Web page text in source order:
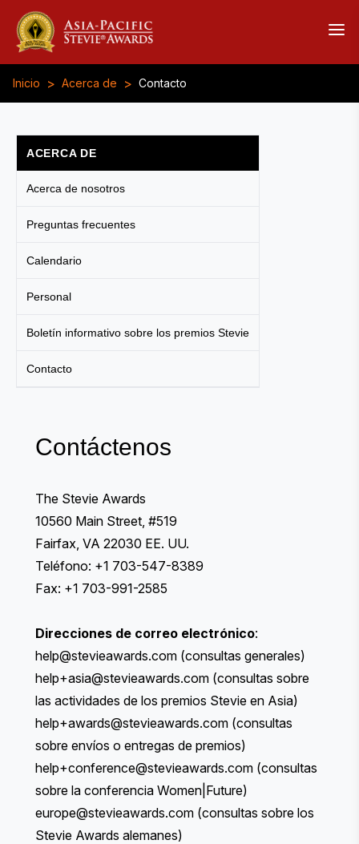
Inicio > Acerca de > Contacto
ACERCA DE
Acerca de nosotros
Preguntas frecuentes
Calendario
Personal
Boletín informativo sobre los premios Stevie
Contacto
Contáctenos
The Stevie Awards
10560 Main Street, #519
Fairfax, VA 22030 EE. UU.
Teléfono: +1 703-547-8389
Fax: +1 703-991-2585
Direcciones de correo electrónico:
help@stevieawards.com (consultas generales)
help+asia@stevieawards.com (consultas sobre
las actividades de los premios Stevie en Asia)
help+awards@stevieawards.com (consultas
sobre envíos o entregas de premios)
help+conference@stevieawards.com (consultas
sobre la conferencia Women|Future)
europe@stevieawards.com (consultas sobre los
Stevie Awards alemanes)